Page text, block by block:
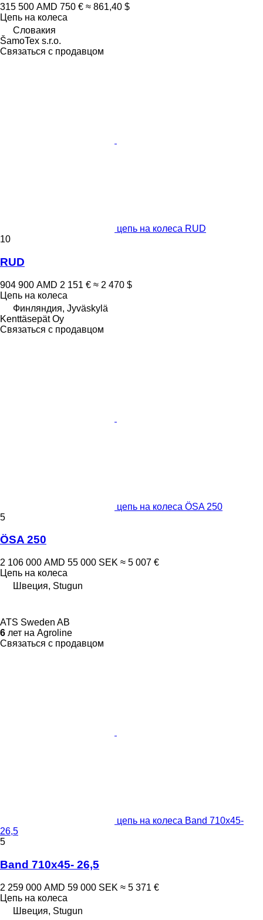
315 500 AMD 750 € ≈ 861,40 $
Цепь на колеса
Словакия
ŠamoTex s.r.o.
Связаться с продавцом
цепь на колеса RUD
10
RUD
904 900 AMD 2 151 € ≈ 2 470 $
Цепь на колеса
Финляндия, Jyväskylä
Kenttäsepät Oy
Связаться с продавцом
цепь на колеса ÖSA 250
5
ÖSA 250
2 106 000 AMD 55 000 SEK ≈ 5 007 €
Цепь на колеса
Швеция, Stugun
ATS Sweden AB
6 лет на Agroline
Связаться с продавцом
цепь на колеса Band 710x45-
26,5
5
Band 710x45- 26,5
2 259 000 AMD 59 000 SEK ≈ 5 371 €
Цепь на колеса
Швеция, Stugun